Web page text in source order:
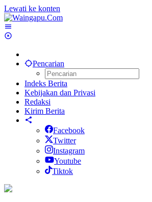
Lewati ke konten
Pencarian
Indeks Berita
Kebijakan dan Privasi
Redaksi
Kirim Berita
Facebook
Twitter
Instagram
Youtube
Tiktok